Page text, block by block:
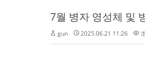
7월 병자 영성체 및
gun 2025.06.21 11:26